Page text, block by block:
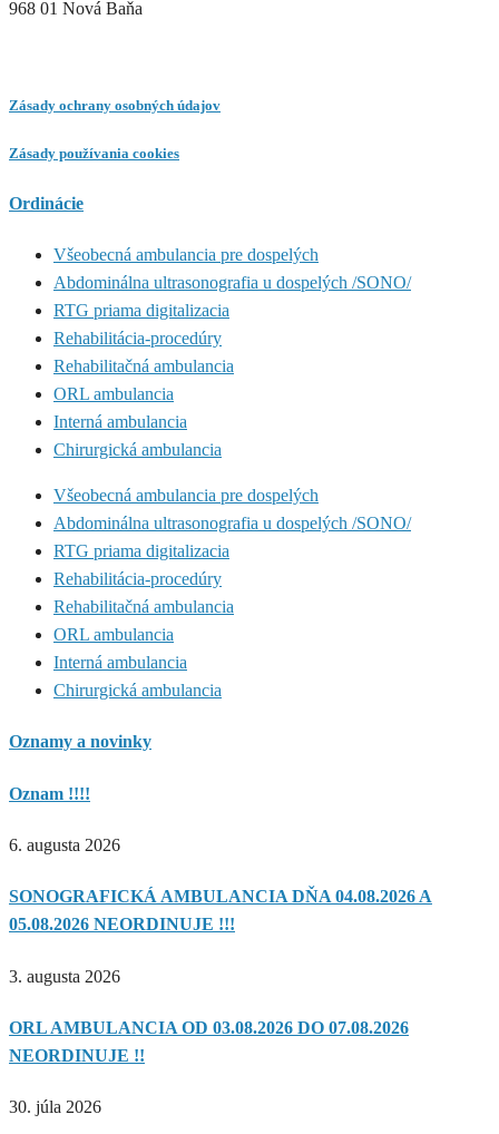
968 01 Nová Baňa
Zásady ochrany osobných údajov
Zásady používania cookies
Ordinácie
Všeobecná ambulancia pre dospelých
Abdominálna ultrasonografia u dospelých /SONO/
RTG priama digitalizacia
Rehabilitácia-procedúry
Rehabilitačná ambulancia
ORL ambulancia
Interná ambulancia
Chirurgická ambulancia
Všeobecná ambulancia pre dospelých
Abdominálna ultrasonografia u dospelých /SONO/
RTG priama digitalizacia
Rehabilitácia-procedúry
Rehabilitačná ambulancia
ORL ambulancia
Interná ambulancia
Chirurgická ambulancia
Oznamy a novinky
Oznam !!!!
6. augusta 2026
SONOGRAFICKÁ AMBULANCIA DŇA 04.08.2026 A
05.08.2026 NEORDINUJE !!!
3. augusta 2026
ORL AMBULANCIA OD 03.08.2026 DO 07.08.2026
NEORDINUJE !!
30. júla 2026